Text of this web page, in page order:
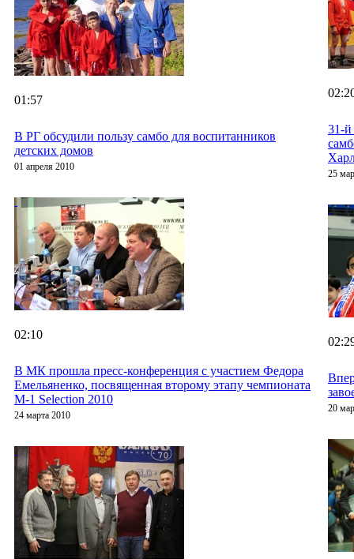
01:57
В РГ обсудили пользу самбо для воспитанников
детских домов
01 апреля 2010
31-
25
02:10
В МК прошла пресс-конференция с участием Федора
Емельяненко, посвященная второму этапу чемпионата
M-1 Selection 2010
24 марта 2010
20